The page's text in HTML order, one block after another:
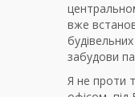
вже
забудови
Я не проти